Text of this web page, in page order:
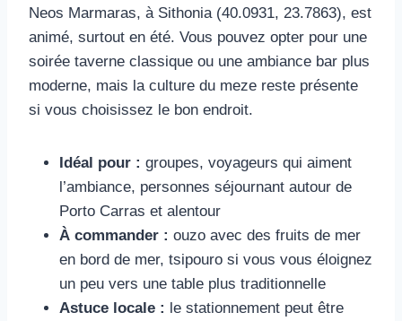
Neos Marmaras, à Sithonia (40.0931, 23.7863), est
animé, surtout en été. Vous pouvez opter pour une
soirée taverne classique ou une ambiance bar plus
moderne, mais la culture du meze reste présente
si vous choisissez le bon endroit.
Idéal pour : groupes, voyageurs qui aiment
l’ambiance, personnes séjournant autour de
Porto Carras et alentour
À commander : ouzo avec des fruits de mer
en bord de mer, tsipouro si vous vous éloignez
un peu vers une table plus traditionnelle
Astuce locale : le stationnement peut être